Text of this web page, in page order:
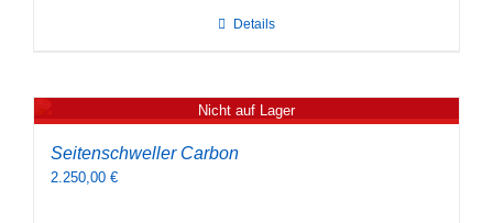
Details
Nicht auf Lager
Seitenschweller Carbon
2.250,00 €